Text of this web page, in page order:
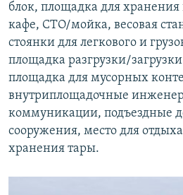
блок, площадка для
кафе, СТО/мойка, весовая
стоянки для легкового и
площадка разгрузки/
площадка для мусорных
внутриплощадочные
коммуникации, подъездные
сооружения, место для
хранения тары.